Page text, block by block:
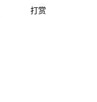
打赏